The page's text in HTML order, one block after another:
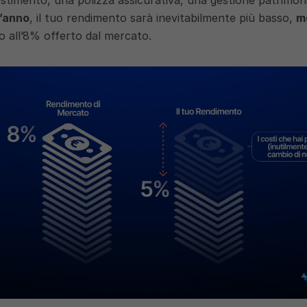
, il tuo rendimento sarà inevitabilmente più basso,
all’8% offerto dal mercato.